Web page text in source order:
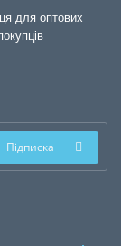
для оптових
Підписка